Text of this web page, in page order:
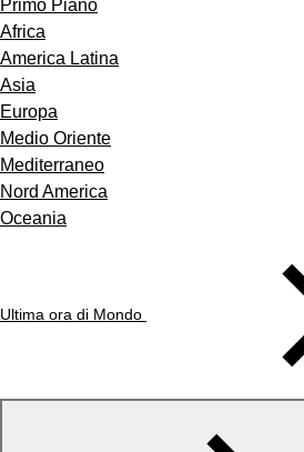
Primo Piano
Africa
America Latina
Asia
Europa
Medio Oriente
Mediterraneo
Nord America
Oceania
Ultima ora di Mondo